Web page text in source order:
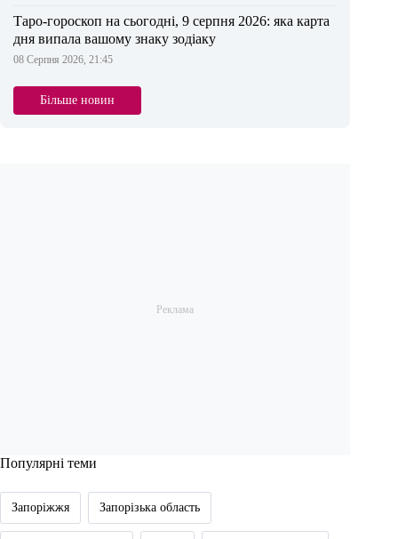
Таро-гороскоп на сьогодні, 9 серпня 2026: яка карта
дня випала вашому знаку зодіаку
08 Серпня 2026, 21:45
Більше новин
Популярні теми
Запоріжжя Запорізька область